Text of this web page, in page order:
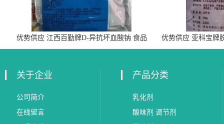
优势供应 江西百勤牌D-异抗坏血酸钠 食品
级抗氧化剂
优势供应 亚科宝牌
关于企业
公司简介
在线留言
产品分类
乳化剂
酸味剂 调节剂